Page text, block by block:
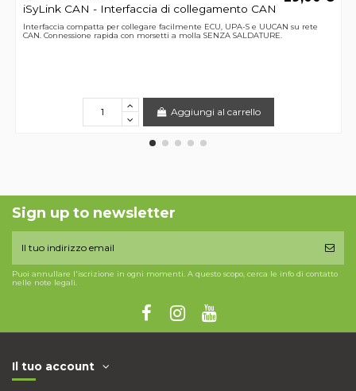
iSyLink CAN - Interfaccia di collegamento CAN
Interfaccia compatta per collegare facilmente ECU, UPA-S e UUCAN su rete
CAN. Connessione rapida con morsetti a molla SENZA SALDATURE.
Aggiungi al carrello
Sign up to newsletter
Puoi annullare l'iscrizione in ogni momenti. A questo scopo, cerca le info di contatto
nelle note legali.
Il tuo account